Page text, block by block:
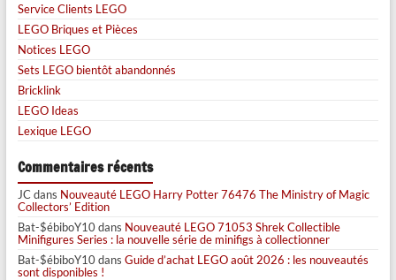
Service Clients LEGO
LEGO Briques et Pièces
Notices LEGO
Sets LEGO bientôt abandonnés
Bricklink
LEGO Ideas
Lexique LEGO
Commentaires récents
JCdans Nouveauté LEGO Harry Potter 76476 The Ministry of Magic
Collectors’ Edition
Bat-$ébiboY10dans Nouveauté LEGO 71053 Shrek Collectible
Minifigures Series : la nouvelle série de minifigs à collectionner
Bat-$ébiboY10dans Guide d’achat LEGO août 2026 : les nouveautés
sont disponibles !